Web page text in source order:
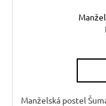
Manželská postel